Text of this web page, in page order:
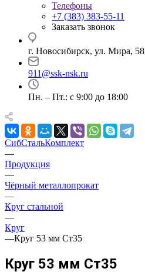
Телефоны
+7 (383) 383-55-11
Заказать звонок
г. Новосибирск, ул. Мира, 58
911@ssk-nsk.ru
Пн. – Пт.: с 9:00 до 18:00
СибСтальКомплект
—
Продукция
—
Чёрный металлопрокат
—
Круг стальной
—
Круг
—Круг 53 мм Ст35
Круг 53 мм Ст35